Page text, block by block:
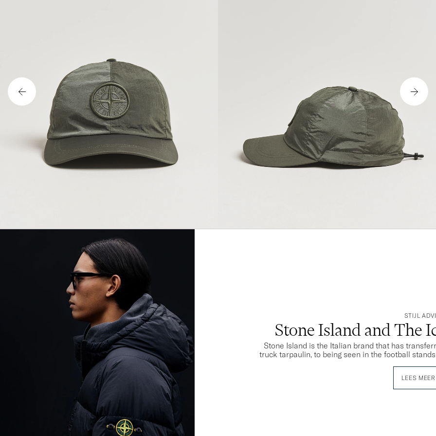
STIJL
Stone Island and The
Stone Island is the Italian brand that has
truck tarpaulin, to being seen in the football
LEES MEER